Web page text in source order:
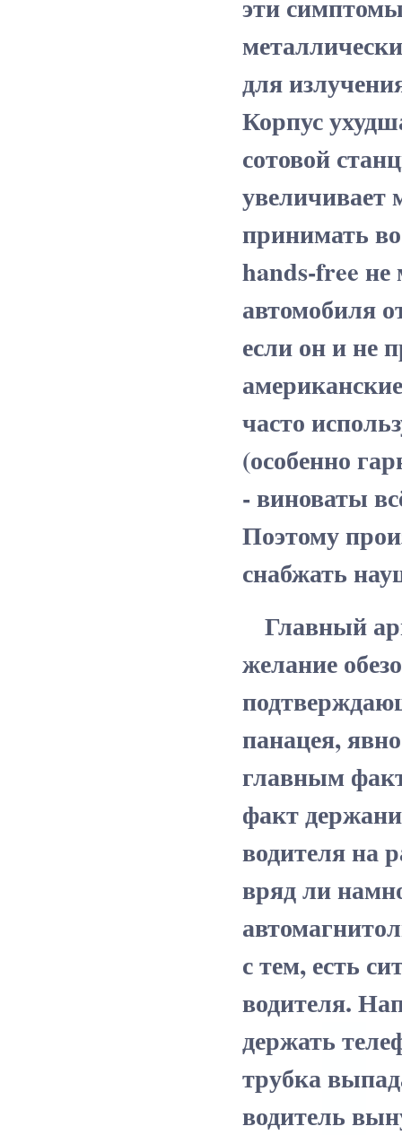
для
Корпус
сотовой
увеличивает
принимать
hands-free не
автомобиля
если он и не
часто
(особенно
- виноваты
Поэтому
снабжать
Главный
желание
панацея,
главным
факт
водителя на
вряд ли
с тем, есть
водителя.
держать
трубка
водитель